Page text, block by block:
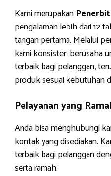
Kami merupakan
pengalaman lebih dari 12
tangan pertama. Melalui
kami konsisten berusaha
terbaik bagi pelanggan,
produk sesuai kebutuhan
Pelayanan yang
Anda bisa menghubungi
kontak yang disediakan.
terbaik bagi pelanggan
serta ramah.